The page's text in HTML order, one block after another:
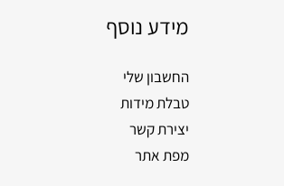
מידע נוסף
החשבון שלי
טבלת מידות
יצירת קשר
מפת אתר